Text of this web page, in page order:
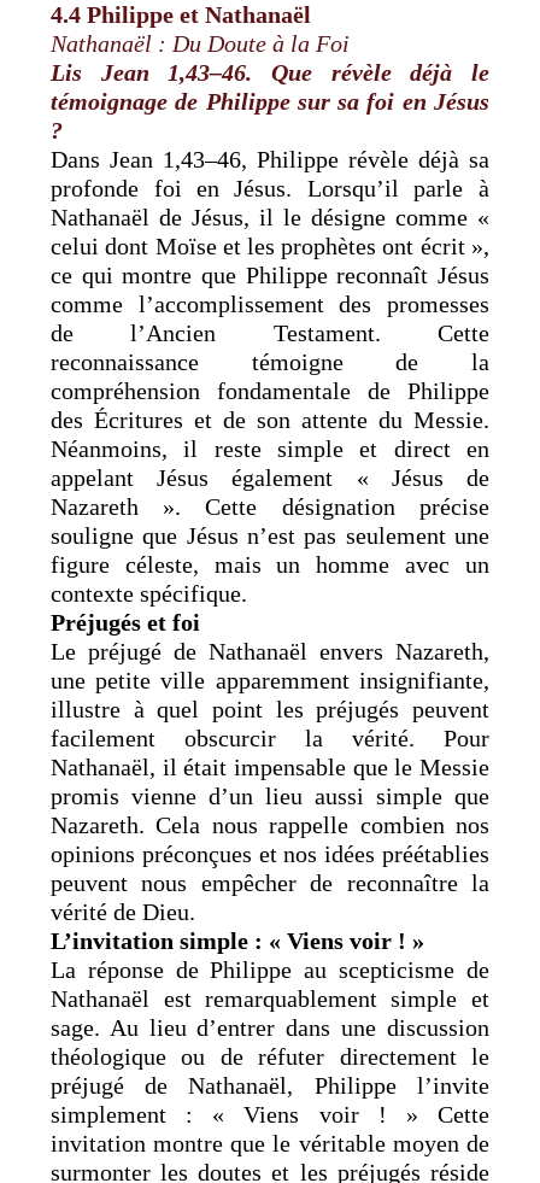
4.4 Philippe et Nathanaël
Nathanaël : Du Doute à la Foi
Lis Jean 1,43–46. Que révèle déjà le
témoignage de Philippe sur sa foi en Jésus
?
Dans Jean 1,43–46, Philippe révèle déjà sa
profonde foi en Jésus. Lorsqu’il parle à
Nathanaël de Jésus, il le désigne comme «
celui dont Moïse et les prophètes ont écrit »,
ce qui montre que Philippe reconnaît Jésus
comme l’accomplissement des promesses
de l’Ancien Testament. Cette
reconnaissance témoigne de la
compréhension fondamentale de Philippe
des Écritures et de son attente du Messie.
Néanmoins, il reste simple et direct en
appelant Jésus également « Jésus de
Nazareth ». Cette désignation précise
souligne que Jésus n’est pas seulement une
figure céleste, mais un homme avec un
contexte spécifique.
Préjugés et foi
Le préjugé de Nathanaël envers Nazareth,
une petite ville apparemment insignifiante,
illustre à quel point les préjugés peuvent
facilement obscurcir la vérité. Pour
Nathanaël, il était impensable que le Messie
promis vienne d’un lieu aussi simple que
Nazareth. Cela nous rappelle combien nos
opinions préconçues et nos idées préétablies
peuvent nous empêcher de reconnaître la
vérité de Dieu.
L’invitation simple : « Viens voir ! »
La réponse de Philippe au scepticisme de
Nathanaël est remarquablement simple et
sage. Au lieu d’entrer dans une discussion
théologique ou de réfuter directement le
préjugé de Nathanaël, Philippe l’invite
simplement : « Viens voir ! » Cette
invitation montre que le véritable moyen de
surmonter les doutes et les préjugés réside